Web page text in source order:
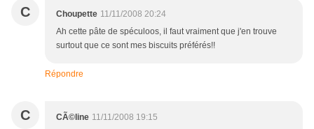
C Choupette 11/11/2008 20:24
Ah cette pâte de spéculoos, il faut vraiment que j'en trouve
surtout que ce sont mes biscuits préférés!!
Répondre
C CÃ©line 11/11/2008 19:15